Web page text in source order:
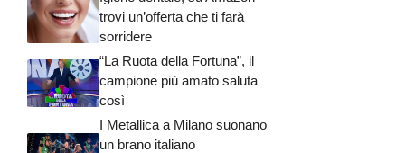
trovi un’offerta che ti farà
sorridere
“La Ruota della Fortuna”, il
campione più amato saluta
così
I Metallica a Milano suonano
un brano italiano